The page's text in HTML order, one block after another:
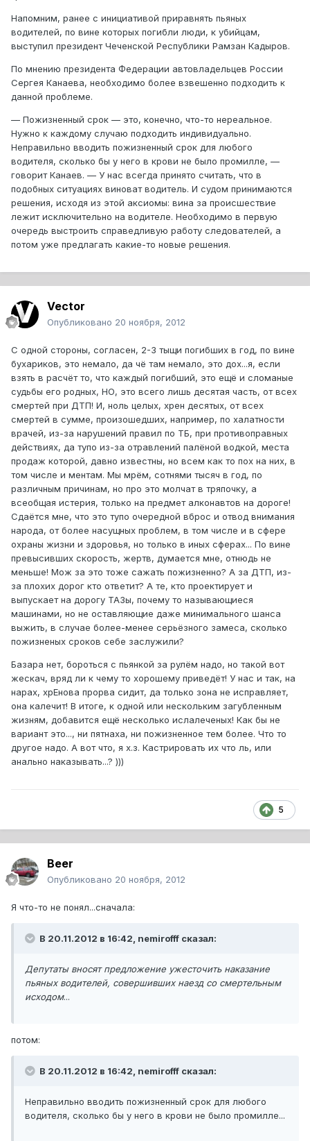
Напомним, ранее с инициативой приравнять пьяных
водителей, по вине которых погибли люди, к убийцам,
выступил президент Чеченской Республики Рамзан Кадыров.
По мнению президента Федерации автовладельцев России
Сергея Канаева, необходимо более взвешенно подходить к
данной проблеме.
— Пожизненный срок — это, конечно, что-то нереальное.
Нужно к каждому случаю подходить индивидуально.
Неправильно вводить пожизненный срок для любого
водителя, сколько бы у него в крови не было промилле, —
говорит Канаев. — У нас всегда принято считать, что в
подобных ситуациях виноват водитель. И судом принимаются
решения, исходя из этой аксиомы: вина за происшествие
лежит исключительно на водителе. Необходимо в первую
очередь выстроить справедливую работу следователей, а
потом уже предлагать какие-то новые решения.
Vector
Опубликовано 20 ноября, 2012
С одной стороны, согласен, 2-3 тыщи погибших в год, по вине
бухариков, это немало, да чё там немало, это дох...я, если
взять в расчёт то, что каждый погибший, это ещё и сломаные
судьбы его родных, НО, это всего лишь десятая часть, от всех
смертей при ДТП! И, ноль целых, хрен десятых, от всех
смертей в сумме, произошедших, например, по халатности
врачей, из-за нарушений правил по ТБ, при противоправных
действиях, да тупо из-за отравлений палёной водкой, места
продаж которой, давно известны, но всем как то пох на них, в
том числе и ментам. Мы мрём, сотнями тысяч в год, по
различным причинам, но про это молчат в тряпочку, а
всеобщая истерия, только на предмет алконавтов на дороге!
Сдаётся мне, что это тупо очередной вброс и отвод внимания
народа, от более насущных проблем, в том числе и в сфере
охраны жизни и здоровья, но только в иных сферах... По вине
превысивших скорость, жертв, думается мне, отнюдь не
меньше! Мож за это тоже сажать пожизненно? А за ДТП, из-
за плохих дорог кто ответит? А те, кто проектирует и
выпускает на дорогу ТАЗы, почему то называющиеся
машинами, но не оставляющие даже минимального шанса
выжить, в случае более-менее серьёзного замеса, сколько
пожизненых сроков себе заслужили?
Базара нет, бороться с пьянкой за рулём надо, но такой вот
жескач, вряд ли к чему то хорошему приведёт! У нас и так, на
нарах, хрЕнова прорва сидит, да только зона не исправляет,
она калечит! В итоге, к одной или нескольким загубленным
жизням, добавится ещё несколько ислалеченых! Как бы не
вариант это..., ни пятнаха, ни пожизненное тем более. Что то
другое надо. А вот что, я х.з. Кастрировать их что ль, или
анально наказывать...? )))
5
Beer
Опубликовано 20 ноября, 2012
Я что-то не понял...сначала:
В 20.11.2012 в 16:42, nemirofff сказал:
Депутаты вносят предложение ужесточить наказание
пьяных водителей, совершивших наезд со смертельным
исходом...
потом:
В 20.11.2012 в 16:42, nemirofff сказал:
Неправильно вводить пожизненный срок для любого
водителя, сколько бы у него в крови не было промилле...